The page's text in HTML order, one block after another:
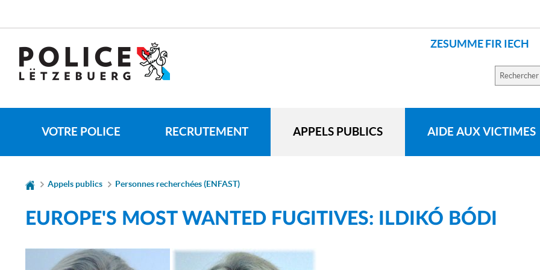
navigation
ZESUMME FIR IECH
VOTRE POLICE RECRUTEMENT APPELS PUBLICS AIDE AUX VICTIMES
sur
site
Appels publics Personnes recherchées (ENFAST)
EUROPE'S MOST WANTED FUGITIVES: ILDIKÓ BÓDI